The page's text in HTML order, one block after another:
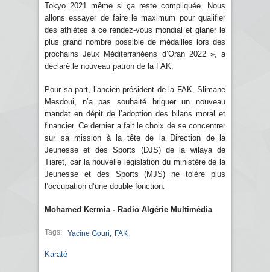
Tokyo 2021 même si ça reste compliquée. Nous
allons essayer de faire le maximum pour qualifier
des athlètes à ce rendez-vous mondial et glaner le
plus grand nombre possible de médailles lors des
prochains Jeux Méditerranéens d’Oran 2022 », a
déclaré le nouveau patron de la FAK.
Pour sa part, l’ancien président de la FAK, Slimane
Mesdoui, n’a pas souhaité briguer un nouveau
mandat en dépit de l’adoption des bilans moral et
financier. Ce dernier a fait le choix de se concentrer
sur sa mission à la tête de la Direction de la
Jeunesse et des Sports (DJS) de la wilaya de
Tiaret, car la nouvelle législation du ministère de la
Jeunesse et des Sports (MJS) ne tolère plus
l’occupation d’une double fonction.
Mohamed Kermia - Radio Algérie Multimédia
Tags: Yacine Gouri FAK
Karaté